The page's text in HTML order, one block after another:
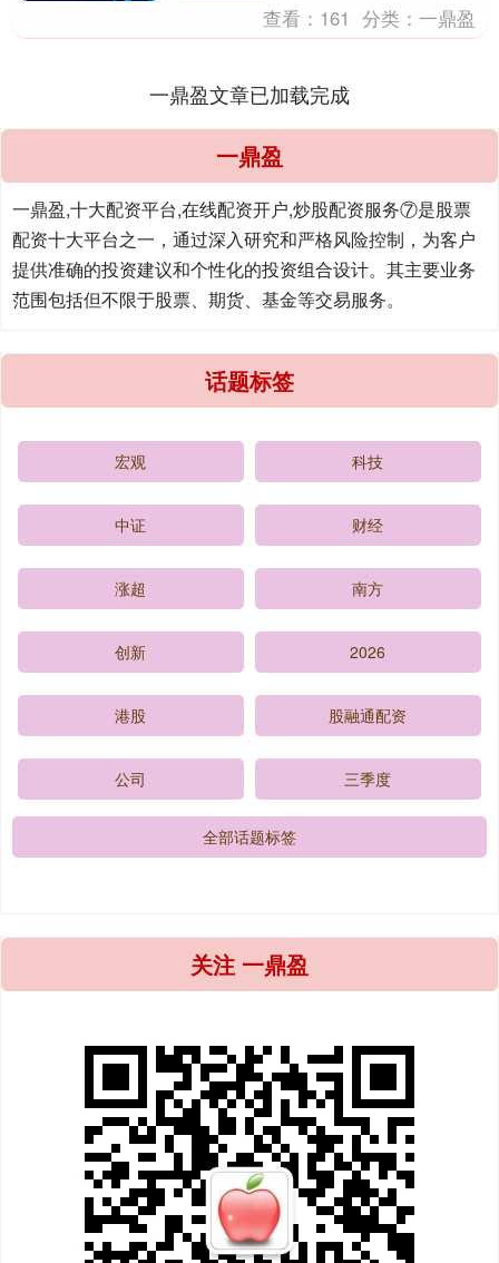
查看： 161 分类： 一鼎盈
一鼎盈文章已加载完成
一鼎盈
一鼎盈,十大配资平台,在线配资开户,炒股配资服务⑦是股票
配资十大平台之一，通过深入研究和严格风险控制，为客户
提供准确的投资建议和个性化的投资组合设计。其主要业务
范围包括但不限于股票、期货、基金等交易服务。
话题标签
宏观 科技
中证 财经
涨超 南方
创新 2026
港股 股融通配资
公司 三季度
全部话题标签
关注 一鼎盈